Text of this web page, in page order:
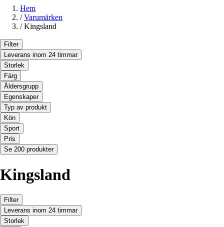
Hem
/ Varumärken
/ Kingsland
Filter
Leverans inom 24 timmar
Storlek
Färg
Åldersgrupp
Egenskaper
Typ av produkt
Kön
Sport
Pris
Se 200 produkter
Kingsland
Filter
Leverans inom 24 timmar
Storlek